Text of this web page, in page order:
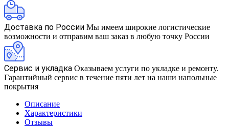
Доставка по России Мы имеем широкие логистические
возможности и отправим ваш заказ в любую точку России
Сервис и укладка Оказываем услуги по укладке и ремонту.
Гарантийный сервис в течение пяти лет на наши напольные
покрытия
Описание
Характеристики
Отзывы